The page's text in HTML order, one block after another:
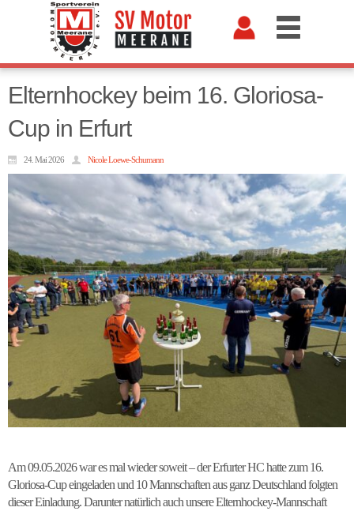
Elternhockey beim 16. Gloriosa-
Cup in Erfurt
24. Mai 2026 Nicole Loewe-Schumann
Am 09.05.2026 war es mal wieder soweit – der Erfurter HC hatte zum 16.
Gloriosa-Cup eingeladen und 10 Mannschaften aus ganz Deutschland folgten
dieser Einladung. Darunter natürlich auch unsere Elternhockey-Mannschaft